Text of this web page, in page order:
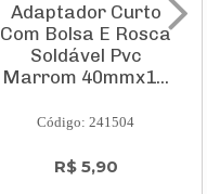
Adaptador Curto
Com Bolsa E Rosca
Soldável Pvc
Marrom 40mmx1...
Código: 241504
R$ 5,90